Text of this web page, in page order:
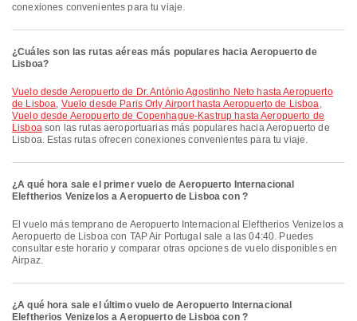
conexiones convenientes para tu viaje.
¿Cuáles son las rutas aéreas más populares hacia Aeropuerto de
Lisboa?
Vuelo desde Aeropuerto de Dr. António Agostinho Neto hasta Aeropuerto
de Lisboa, Vuelo desde Paris Orly Airport hasta Aeropuerto de Lisboa,
Vuelo desde Aeropuerto de Copenhague-Kastrup hasta Aeropuerto de
Lisboason las rutas aeroportuarias más populares hacia Aeropuerto de
Lisboa. Estas rutas ofrecen conexiones convenientes para tu viaje.
¿A qué hora sale el primer vuelo de Aeropuerto Internacional
Eleftherios Venizelos a Aeropuerto de Lisboa con ?
El vuelo más temprano de Aeropuerto Internacional Eleftherios Venizelos a
Aeropuerto de Lisboa con TAP Air Portugal sale a las 04:40. Puedes
consultar este horario y comparar otras opciones de vuelo disponibles en
Airpaz.
¿A qué hora sale el último vuelo de Aeropuerto Internacional
Eleftherios Venizelos a Aeropuerto de Lisboa con ?